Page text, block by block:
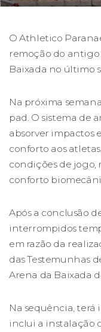
O Athletico
remoção do
Baixada no último
Na próxima
pad. O sistema de
absorver impactos
conforto aos
condições de
conforto
Após a conclusão
interrompidos
em razão da
das Testemunhas
Arena da Baixada
Na sequência, terá
inclui a instalação